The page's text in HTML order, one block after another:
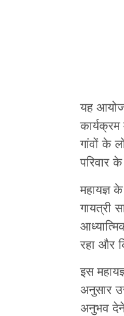
यह
गांवों के
परिवार
महायज्ञ
गायत्री
रहा और
इस
अनुसार
अनुभव देने